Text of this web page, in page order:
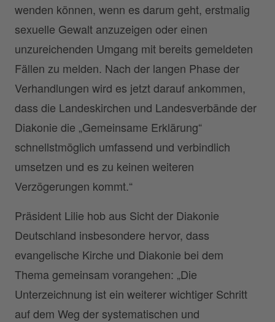
wenden können, wenn es darum geht, erstmalig
sexuelle Gewalt anzuzeigen oder einen
unzureichenden Umgang mit bereits gemeldeten
Fällen zu melden. Nach der langen Phase der
Verhandlungen wird es jetzt darauf ankommen,
dass die Landeskirchen und Landesverbände der
Diakonie die „Gemeinsame Erklärung“
schnellstmöglich umfassend und verbindlich
umsetzen und es zu keinen weiteren
Verzögerungen kommt.“
Präsident Lilie hob aus Sicht der Diakonie
Deutschland insbesondere hervor, dass
evangelische Kirche und Diakonie bei dem
Thema gemeinsam vorangehen: „Die
Unterzeichnung ist ein weiterer wichtiger Schritt
auf dem Weg der systematischen und